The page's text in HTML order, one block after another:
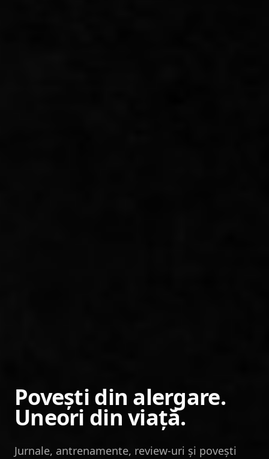
Povești din alergare.
Uneori din viață.
Jurnale, antrenamente, review-uri și povești